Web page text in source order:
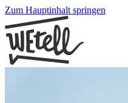
Zum Hauptinhalt springen